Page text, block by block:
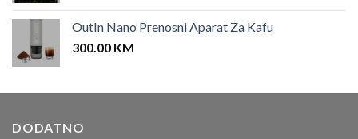
OutIn Nano Prenosni Aparat Za Kafu
300.00 KM
DODATNO